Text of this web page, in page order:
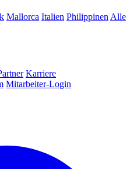
Mallorca Italien Philippinen Alle
Karriere
Mitarbeiter-Login